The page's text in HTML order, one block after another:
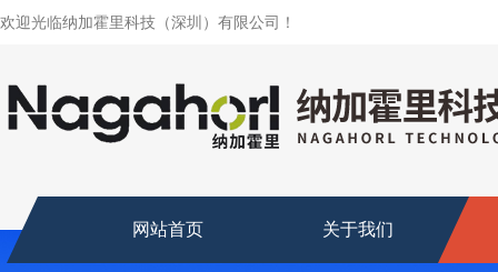
欢迎光临纳加霍里科技（深圳）有限公司！
网站首页 关于我们